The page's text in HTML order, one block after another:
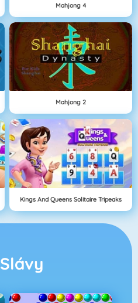
Mahjong 4
Mahjong 2
Kings And Queens Solitaire Tripeaks
Slávy